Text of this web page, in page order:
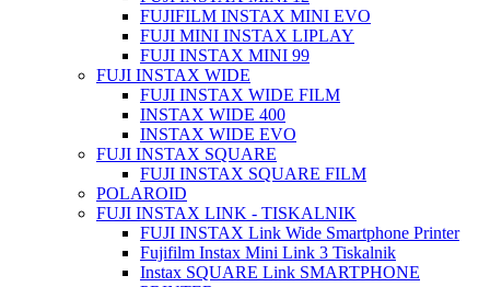
FUJIFILM INSTAX MINI EVO
FUJI MINI INSTAX LIPLAY
FUJI INSTAX MINI 99
FUJI INSTAX WIDE
FUJI INSTAX WIDE FILM
INSTAX WIDE 400
INSTAX WIDE EVO
FUJI INSTAX SQUARE
FUJI INSTAX SQUARE FILM
POLAROID
FUJI INSTAX LINK - TISKALNIK
FUJI INSTAX Link Wide Smartphone Printer
Fujifilm Instax Mini Link 3 Tiskalnik
Instax SQUARE Link SMARTPHONE